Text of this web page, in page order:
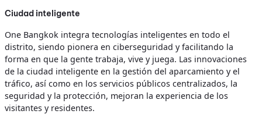
Ciudad inteligente
One Bangkok integra tecnologías inteligentes en todo el
distrito, siendo pionera en ciberseguridad y facilitando la
forma en que la gente trabaja, vive y juega. Las innovaciones
de la ciudad inteligente en la gestión del aparcamiento y el
tráfico, así como en los servicios públicos centralizados, la
seguridad y la protección, mejoran la experiencia de los
visitantes y residentes.